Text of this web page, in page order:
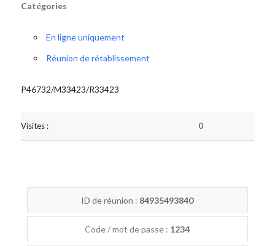
Catégories
En ligne uniquement
Réunion de rétablissement
P46732/M33423/R33423
Visites : 0
ID de réunion : 84935493840
Code / mot de passe : 1234